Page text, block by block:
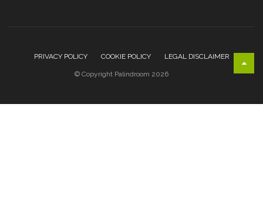
PRIVACY POLICY COOKIE POLICY LEGAL DISCLAIMER
© Copyright Palindroom 2026